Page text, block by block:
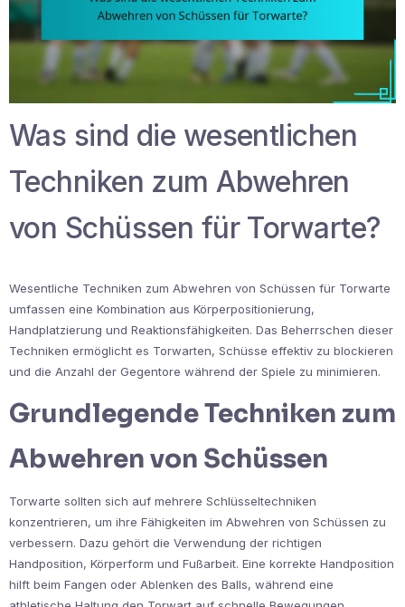
Was sind die wesentlichen
Techniken zum Abwehren
von Schüssen für Torwarte?
Wesentliche Techniken zum Abwehren von Schüssen für Torwarte
umfassen eine Kombination aus Körperpositionierung,
Handplatzierung und Reaktionsfähigkeiten. Das Beherrschen dieser
Techniken ermöglicht es Torwarten, Schüsse effektiv zu blockieren
und die Anzahl der Gegentore während der Spiele zu minimieren.
Grundlegende Techniken zum
Abwehren von Schüssen
Torwarte sollten sich auf mehrere Schlüsseltechniken
konzentrieren, um ihre Fähigkeiten im Abwehren von Schüssen zu
verbessern. Dazu gehört die Verwendung der richtigen
Handposition, Körperform und Fußarbeit. Eine korrekte Handposition
hilft beim Fangen oder Ablenken des Balls, während eine